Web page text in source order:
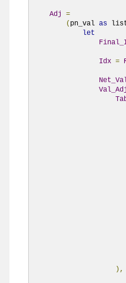
Adj
=
( pn_val as
let
Idx =
Val_Adj
),